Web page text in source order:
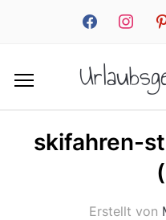
facebookinstagram
skifahren-
Erstellt von